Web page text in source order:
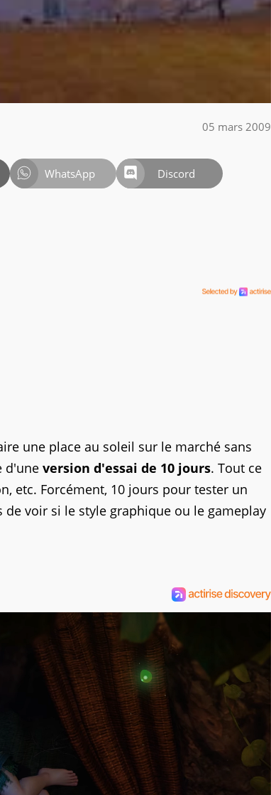
05 mars 2009
WhatsApp Discord
une place au soleil sur le marché sans
d'une version d'essai de 10 jours. Tout ce
etc. Forcément, 10 jours pour tester un
voir si le style graphique ou le gameplay